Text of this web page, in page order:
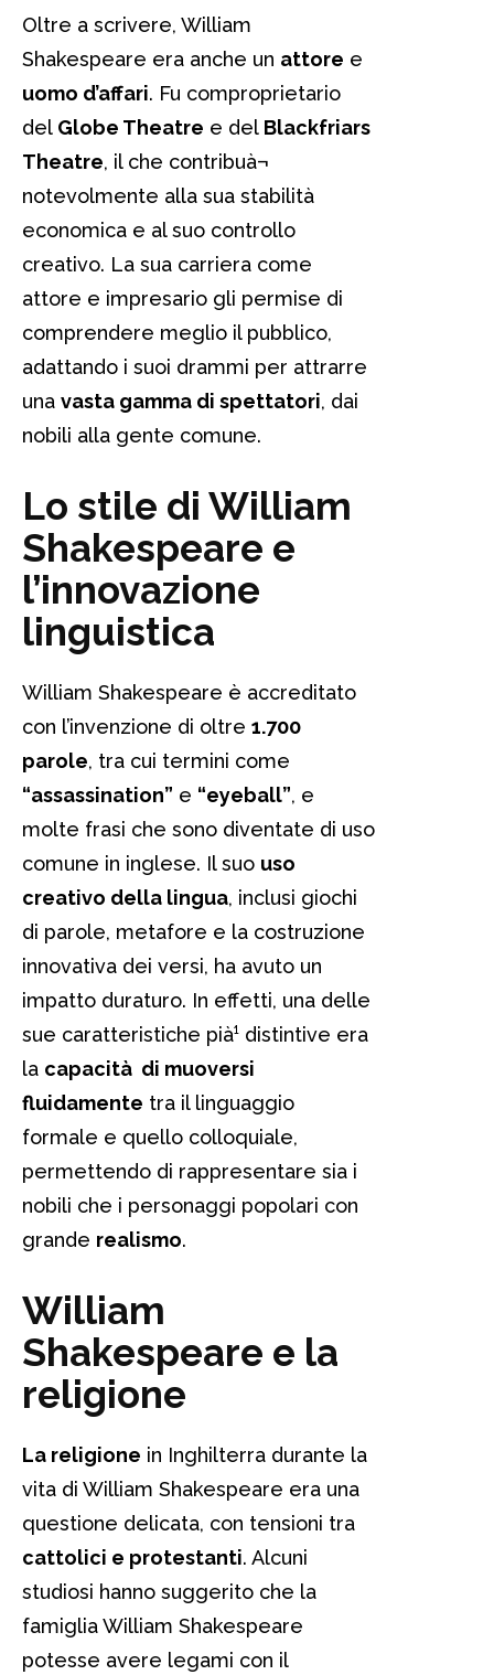
Oltre a scrivere, William
Shakespeare era anche un attore e
uomo d’affari. Fu comproprietario
del Globe Theatre e del Blackfriars
Theatre, il che contribuà¬
notevolmente alla sua stabilità
economica e al suo controllo
creativo. La sua carriera come
attore e impresario gli permise di
comprendere meglio il pubblico,
adattando i suoi drammi per attrarre
una vasta gamma di spettatori, dai
nobili alla gente comune.
Lo stile di William
Shakespeare e
l’innovazione
linguistica
William Shakespeare è accreditato
con l’invenzione di oltre 1.700
parole, tra cui termini come
“assassination” e “eyeball”, e
molte frasi che sono diventate di uso
comune in inglese. Il suo uso
creativo della lingua, inclusi giochi
di parole, metafore e la costruzione
innovativa dei versi, ha avuto un
impatto duraturo. In effetti, una delle
sue caratteristiche pià¹ distintive era
la capacità di muoversi
fluidamente tra il linguaggio
formale e quello colloquiale,
permettendo di rappresentare sia i
nobili che i personaggi popolari con
grande realismo.
William
Shakespeare e la
religione
La religione in Inghilterra durante la
vita di William Shakespeare era una
questione delicata, con tensioni tra
cattolici e protestanti. Alcuni
studiosi hanno suggerito che la
famiglia William Shakespeare
potesse avere legami con il